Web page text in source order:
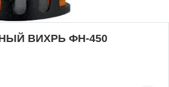
ВИХРЬ ФН-450